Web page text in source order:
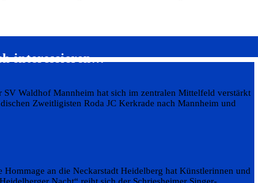
interessieren…
Waldhof Mannheim hat sich im zentralen Mittelfeld verstärkt
Zweitligisten Roda JC Kerkrade nach Mannheim und
an die Neckarstadt Heidelberg hat Künstlerinnen und